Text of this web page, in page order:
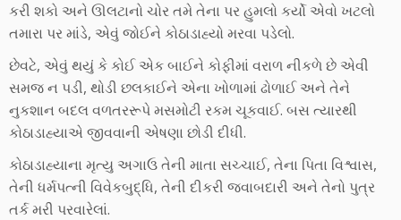
કરી શકો અને ઊલટાનો ચોર તમે તેના પર હુમલો કર્યો એવો ખટલો
તમારા પર માંડે, એવું જોઈને કોઠાડાહ્યો મરવા પડેલો.
છેવટે, એવું થયું કે કોઈ એક બાઈને કોફીમાં વરાળ નીકળે છે એવી
સમજ ન પડી, થોડી છલકાઈને એના ખોળામાં ઢોળાઈ અને તેને
નુકશાન બદલ વળતરરૂપે મસમોટી રકમ ચૂકવાઈ. બસ ત્યારથી
કોઠાડાહ્યાએ જીવવાની એષણા છોડી દીધી.
કોઠાડાહ્યાના મૃત્યુ અગાઉ તેની માતા સચ્ચાઈ, તેના પિતા વિશ્વાસ,
તેની ધર્મપત્ની વિવેકબુદ્ધિ, તેની દીકરી જવાબદારી અને તેનો પુત્ર
તર્ક મરી પરવારેલાં.